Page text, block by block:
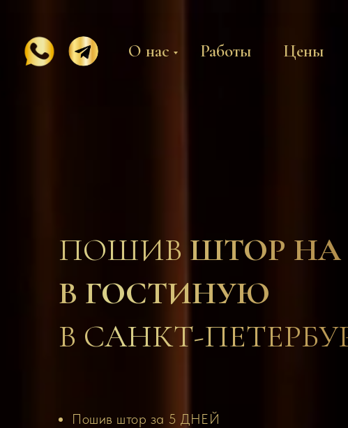
О нас Работы Цены
ПОШИВ ШТОР НА
В ГОСТИНУЮ
В САНКТ-
Пошив штор за 5 ДНЕЙ